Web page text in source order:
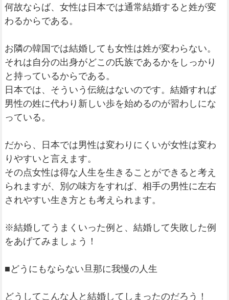
何故ならば、女性は日本では通常結婚すると姓が変
わるからである。
お隣の韓国では結婚しても女性は姓が変わらない。
それは自分の出身がどこの氏族であるかをしっかり
と持っているからである。
日本では、そういう伝統はないのです。結婚すれば
男性の姓に代わり新しい歩を始めるのが習わしにな
っている。
だから、日本では男性は変わりにくいが女性は変わ
りやすいと言えます。
その点女性は得な人生を生きることができると考え
られますが、別の味方をすれば、相手の男性に左右
されやすい生き方とも考えられます。
※結婚してうまくいった例と、結婚して失敗した例
をあげてみましょう！
■どうにもならない旦那に我慢の人生
どうしてこんな人と結婚してしまったのだろう！